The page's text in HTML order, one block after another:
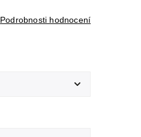
Podrobnosti hodnocení